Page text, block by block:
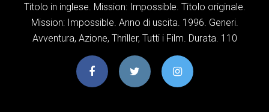
Titolo in inglese. Mission: Impossible. Titolo originale.
Mission: Impossible. Anno di uscita. 1996. Generi.
Avventura, Azione, Thriller, Tutti i Film. Durata. 110